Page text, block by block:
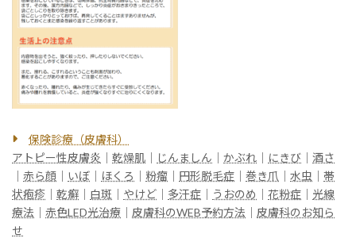
保険診療（皮膚科）
アトピー性皮膚炎
乾燥肌 じんましん かぶれ にきび
酒さ
赤ら顔 いぼ ほくろ 粉瘤 円形脱毛症 巻き爪 水虫
帯
状疱疹
乾癬 白斑 やけど 多汗症 うおのめ 花粉症
光線
療法
赤色LED光治療 皮膚科のWEB予約方法
皮膚科のお知ら
せ